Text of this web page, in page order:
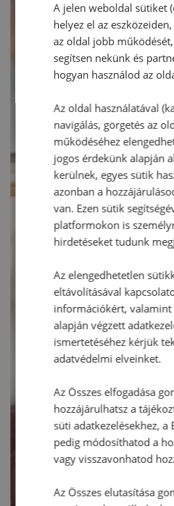
A jelen weboldal sütiket
helyez el az
az oldal jobb
segítsen nekünk és
hogyan használod az
Az oldal használatával
navigálás, görgetés az
működéséhez
jogos érdekünk alapján
kerülnek, egyes sütik
azonban a
van. Ezen sütik
platformokon is
hirdetéseket tudunk
Az elengedhetetlen
eltávolításával
információkért, valamint
alapján végzett
ismertetéséhez kérjük
adatvédelmi elveinket.
Az Összes elfogadása
hozzájárulhatsz a
süti adatkezelésekhez, a
pedig módosíthatod a
vagy visszavonhatod
Az Összes elutasítása